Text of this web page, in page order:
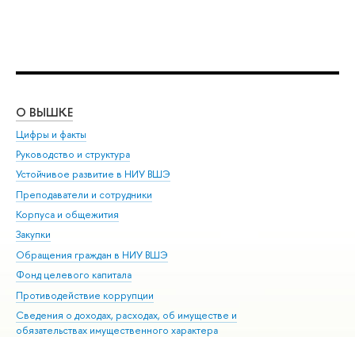
О ВЫШКЕ
Цифры и факты
Руководство и структура
Устойчивое развитие в НИУ ВШЭ
Преподаватели и сотрудники
Корпуса и общежития
Закупки
Обращения граждан в НИУ ВШЭ
Фонд целевого капитала
Противодействие коррупции
Сведения о доходах, расходах, об имуществе и
обязательствах имущественного характера